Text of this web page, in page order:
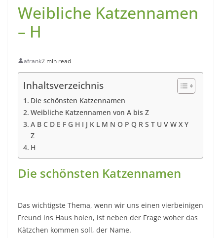
Weibliche Katzennamen
– H
afrank2 min read
Inhaltsverzeichnis
Die schönsten Katzennamen
Weibliche Katzennamen von A bis Z
A B C D E F G H I J K L M N O P Q R S T U V W X Y
Z
H
Die schönsten Katzennamen
Das wichtigste Thema, wenn wir uns einen vierbeinigen
Freund ins Haus holen, ist neben der Frage woher das
Kätzchen kommen soll, der Name.